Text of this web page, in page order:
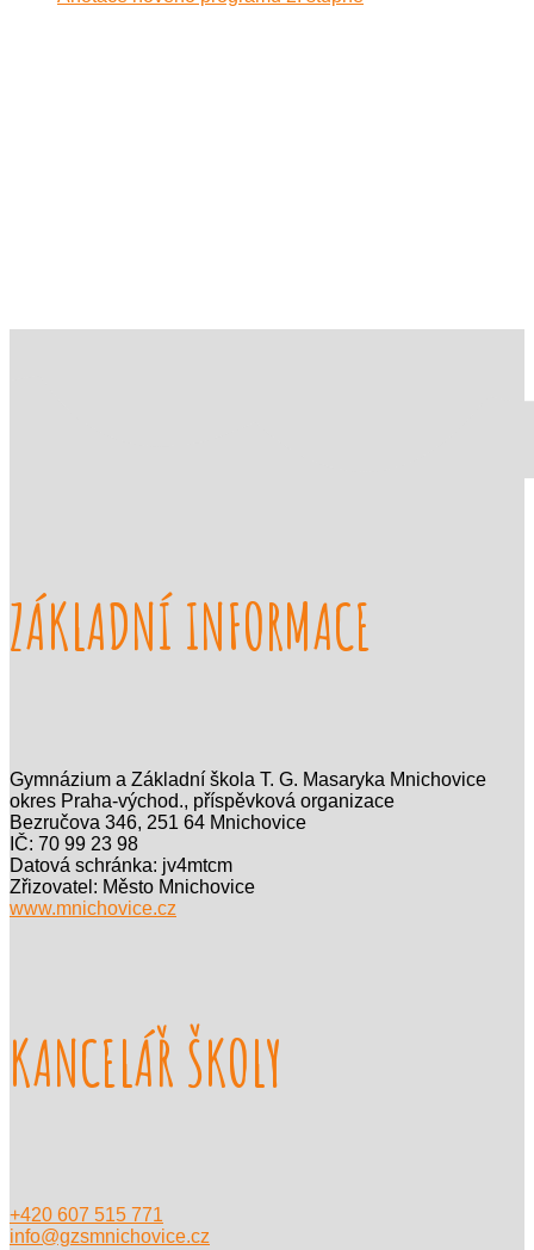
ZÁKLADNÍ INFORMACE
Gymnázium a Základní škola T. G. Masaryka Mnichovice
okres Praha-východ., příspěvková organizace
Bezručova 346, 251 64 Mnichovice
IČ: 70 99 23 98
Datová schránka: jv4mtcm
Zřizovatel: Město Mnichovice
www.mnichovice.cz
KANCELÁŘ ŠKOLY
+420 607 515 771
info@gzsmnichovice.cz